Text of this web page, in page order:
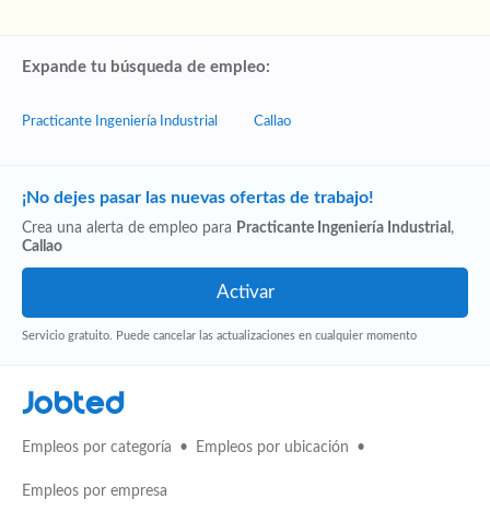
Expande tu búsqueda de empleo:
Practicante Ingeniería Industrial Callao
¡No dejes pasar las nuevas ofertas de trabajo!
Crea una alerta de empleo para Practicante Ingeniería Industrial ,
Callao
Servicio gratuito. Puede cancelar las actualizaciones en cualquier momento
Jobted
Empleos por categoría Empleos por ubicación
Empleos por empresa